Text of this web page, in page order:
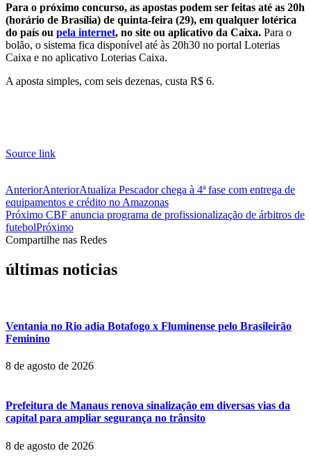
Para o próximo concurso, as apostas podem ser feitas até as 20h
(horário de Brasília) de quinta-feira (29), em qualquer lotérica
do país ou pela internet, no site ou aplicativo da Caixa. Para o
bolão, o sistema fica disponível até às 20h30 no portal Loterias
Caixa e no aplicativo Loterias Caixa.
A aposta simples, com seis dezenas, custa R$ 6.
Source link
AnteriorAnteriorAtualiza Pescador chega à 4ª fase com entrega de
equipamentos e crédito no Amazonas
Próximo CBF anuncia programa de profissionalização de árbitros de
futebolPróximo
Compartilhe nas Redes
últimas noticias
Ventania no Rio adia Botafogo x Fluminense pelo Brasileirão
Feminino
8 de agosto de 2026
Prefeitura de Manaus renova sinalização em diversas vias da
capital para ampliar segurança no trânsito
8 de agosto de 2026